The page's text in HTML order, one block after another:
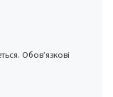
Обов’язкові